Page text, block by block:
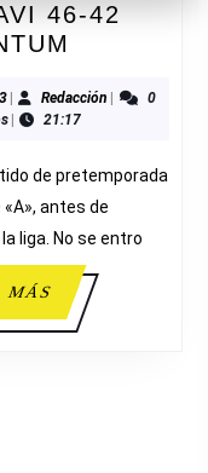
46-42
42
LUCENTUM
10/2023Redacción Redacción
0
21:17
de pretemporada
antes de
liga. No se entro
MÁSLEER
MÁS